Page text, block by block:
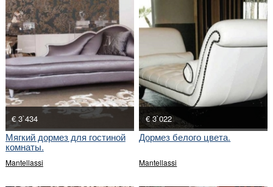
€ 3`434
Мягкий дормез для гостиной
комнаты.
Mantellassi
€ 3`022
Дормез белого цвета.
Mantellassi